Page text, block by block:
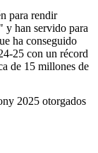
para rendir
y han servido para
ha conseguido
25 con un récord
de 15 millones de
2025 otorgados